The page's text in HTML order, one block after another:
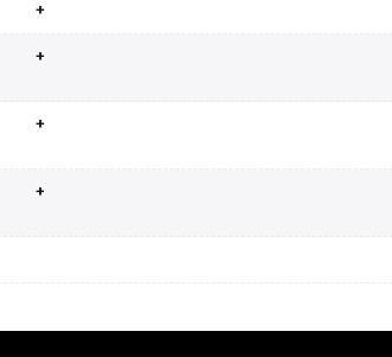
+
+
+
+